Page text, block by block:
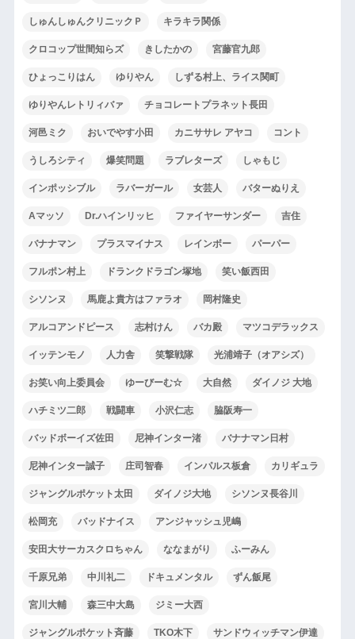
しゅんしゅんクリニックＰ キラキラ関係
クロコップ世間知らズ きしたかの 宮藤官九郎
ひょっこりはん ゆりやん しずる村上、ライス関町
ゆりやんレトリィバァ チョコレートプラネット長田
河邑ミク おいでやす小田 カニササレ アヤコ コント
うしろシティ 爆笑問題 ラブレターズ しゃもじ
インポッシブル ラバーガール 女芸人 バターぬりえ
Aマッソ Dr.ハインリッヒ ファイヤーサンダー 吉住
バナナマン プラスマイナス レインボー パーパー
フルポン村上 ドランクドラゴン塚地 笑い飯西田
シソンヌ 馬鹿よ貴方はファラオ 岡村隆史
アルコアンドピース 志村けん バカ殿 マツコデラックス
イッテンモノ 人力舎 笑撃戦隊 光浦靖子（オアシズ）
お笑い向上委員会 ゆーびーむ☆ 大自然 ダイノジ 大地
ハチミツ二郎 戦闘車 小沢仁志 脇阪寿一
バッドボーイズ佐田 尼神インター渚 バナナマン日村
尼神インター誠子 庄司智春 インパルス板倉 カリギュラ
ジャングルポケット太田 ダイノジ大地 シソンヌ長谷川
松岡充 バッドナイス アンジャッシュ児嶋
安田大サーカスクロちゃん ななまがり ふーみん
千原兄弟 中川礼二 ドキュメンタル ずん飯尾
宮川大輔 森三中大島 ジミー大西
ジャングルポケット斉藤 TKO木下 サンドウィッチマン伊達